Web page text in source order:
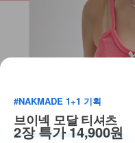
#NAKMADE 1+1 기획
브이넥 모달 티셔츠
2장 특가 14,900원